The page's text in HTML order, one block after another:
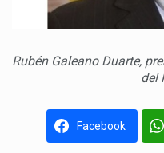
Rubén Galeano Duarte,
del
Facebook